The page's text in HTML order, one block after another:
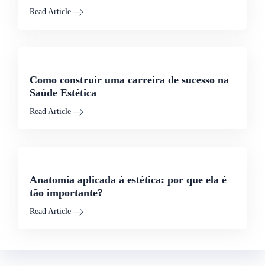
Read Article
Como construir uma carreira de sucesso na
Saúde Estética
Read Article
Anatomia aplicada à estética: por que ela é
tão importante?
Read Article